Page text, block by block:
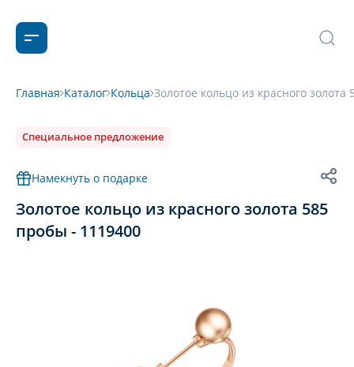
Главная Каталог Кольца Золотое кольцо из красного
Специальное предложение
Намекнуть о подарке
Золотое кольцо из красного золота 585
пробы - 1119400